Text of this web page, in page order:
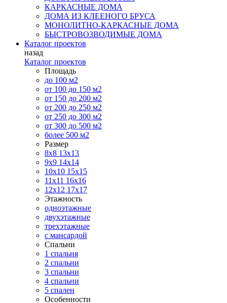
КАРКАСНЫЕ ДОМА
ДОМА ИЗ КЛЕЕНОГО БРУСА
МОНОЛИТНО-КАРКАСНЫЕ ДОМА
БЫСТРОВОЗВОДИМЫЕ ДОМА
Каталог проектов
назад
Каталог проектов
Площадь
до 100 м2
от 100 до 150 м2
от 150 до 200 м2
от 200 до 250 м2
от 250 до 300 м2
от 300 до 500 м2
более 500 м2
Размер
8х8 13х13
9х9 14х14
10х10 15х15
11x11 16х16
12х12 17х17
Этажность
одноэтажные
двухэтажные
трехэтажные
с мансардой
Спальни
1 спальня
2 спальни
3 спальни
4 спальни
5 спален
Особенности